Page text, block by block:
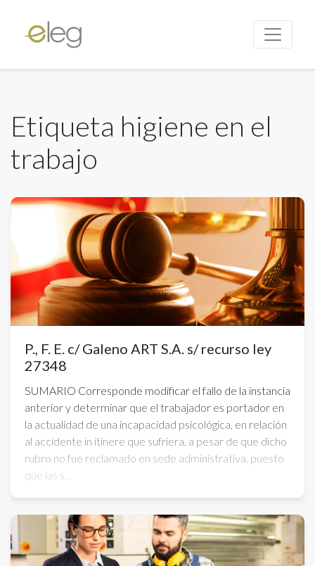
Etiqueta higiene en el
trabajo
P., F. E. c/ Galeno ART S.A. s/ recurso ley
27348
SUMARIO Corresponde modificar el fallo de la instancia
anterior y determinar que el trabajador es portador en
la actualidad de una incapacidad psicológica, en relación
al accidente in itinere que sufriera, a pesar de que dicho
rubro no fue reclamado en sede administrativa, puesto
que las s...